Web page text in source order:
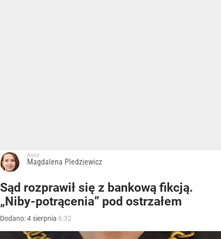
Autor:
Magdalena Pledziewicz
Sąd rozprawił się z bankową fikcją.
„Niby-potrącenia” pod ostrzałem
Dodano:4 sierpnia 6:32